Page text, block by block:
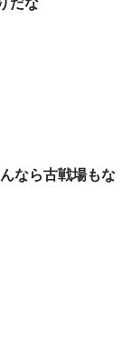
だな
なら古戦場もな